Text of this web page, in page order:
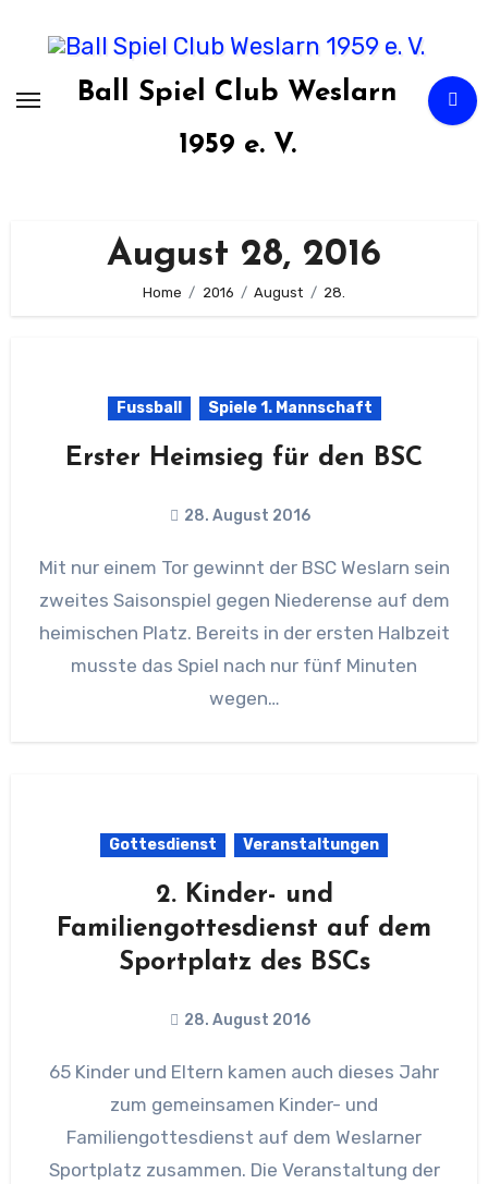
Ball Spiel Club Weslarn
1959 e. V.
August 28, 2016
Home 2016 August 28.
Fussball Spiele 1. Mannschaft
Erster Heimsieg für den BSC
28. August 2016
Mit nur einem Tor gewinnt der BSC Weslarn sein
zweites Saisonspiel gegen Niederense auf dem
heimischen Platz. Bereits in der ersten Halbzeit
musste das Spiel nach nur fünf Minuten
wegen…
Gottesdienst Veranstaltungen
2. Kinder- und
Familiengottesdienst auf dem
Sportplatz des BSCs
28. August 2016
65 Kinder und Eltern kamen auch dieses Jahr
zum gemeinsamen Kinder- und
Familiengottesdienst auf dem Weslarner
Sportplatz zusammen. Die Veranstaltung der